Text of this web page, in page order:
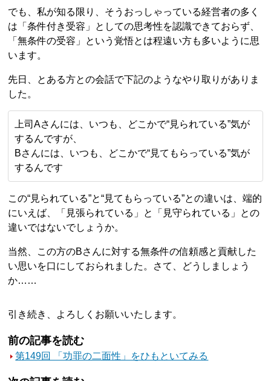
でも、私が知る限り、そうおっしゃっている経営者の多く
は「条件付き受容」としての思考性を認識できておらず、
「無条件の受容」という覚悟とは程遠い方も多いように思
います。
先日、とある方との会話で下記のようなやり取りがありま
した。
上司Aさんには、いつも、どこかで“見られている”気が
するんですが、
Bさんには、いつも、どこかで“見てもらっている”気が
するんです
この“見られている”と“見てもらっている”との違いは、端的
にいえば、「見張られている」と「見守られている」との
違いではないでしょうか。
当然、この方のBさんに対する無条件の信頼感と貢献した
い思いを口にしておられました。さて、どうしましょう
か……
引き続き、よろしくお願いいたします。
前の記事を読む
第149回 「功罪の二面性」をひもといてみる